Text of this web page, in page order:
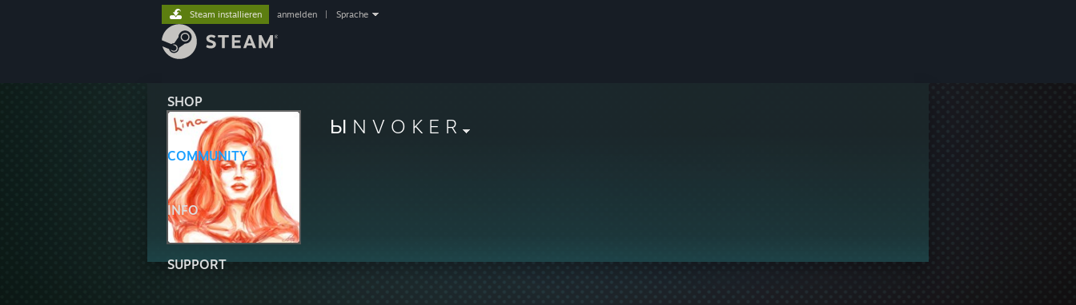
SHOP
COMMUNITY
INFO
SUPPORT
Steam installieren anmelden Sprache
Ы N V O K E R